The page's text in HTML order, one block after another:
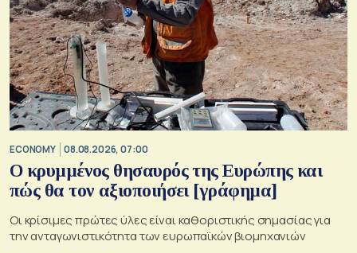
ECONOMY 08.08.2026, 07:00
Ο κρυμμένος θησαυρός της Ευρώπης και
πώς θα τον αξιοποιήσει [γράφημα]
Οι κρίσιμες πρώτες ύλες είναι καθοριστικής σημασίας για
την ανταγωνιστικότητα των ευρωπαϊκών βιομηχανιών